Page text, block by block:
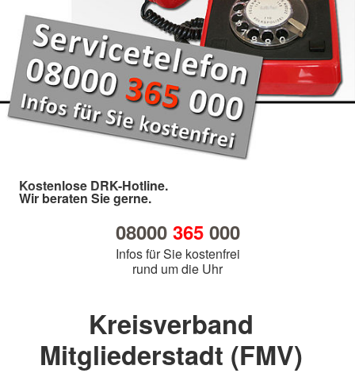
Kostenlose DRK-Hotline.
Wir beraten Sie gerne.
08000 365000
Infos für Sie kostenfrei
rund um die Uhr
Kreisverband
Mitgliederstadt (FMV)